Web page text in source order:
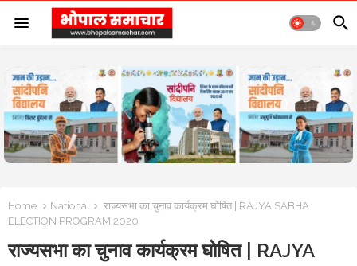
Home National
राज्यसभा का चुनाव कार्यक्रम घोषित | RAJYA SABHA
ELECTION PROGRAM 2020
राज्यसभा का चुनाव कार्यक्रम घोषित | RAJYA